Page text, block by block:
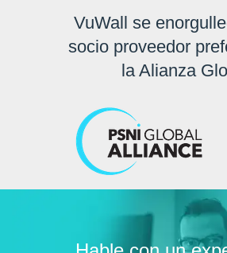
VuWall se
socio proveedor
la Alianza